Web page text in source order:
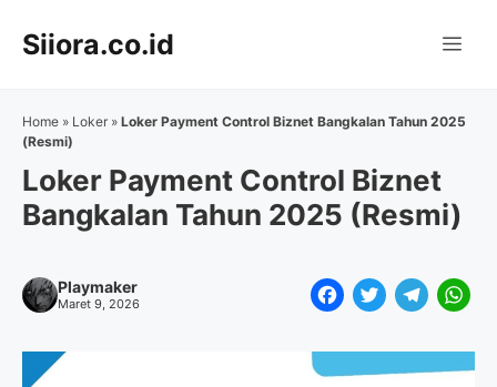
Siiora.co.id
Home » Loker » Loker Payment Control Biznet Bangkalan Tahun 2025
(Resmi)
Loker Payment Control Biznet
Bangkalan Tahun 2025 (Resmi)
Playmaker
Maret 9, 2026
F
c
T
T
W
a